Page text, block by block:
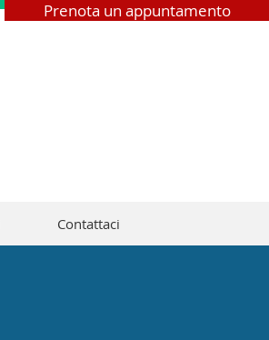
Prenota un appuntamento
Contattaci